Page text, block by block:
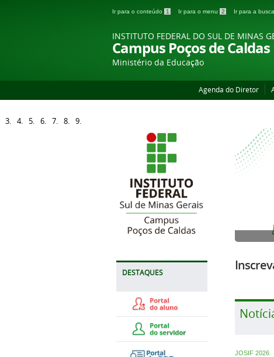
Ir para o conteúdo 1 Ir para o menu 2 Ir para a busca
INSTITUTO FEDERAL DO SUL DE MINAS
Campus Poços de Caldas
Ministério da Educação
Agenda do Diretor
DESTAQUES
JOSIF 2026